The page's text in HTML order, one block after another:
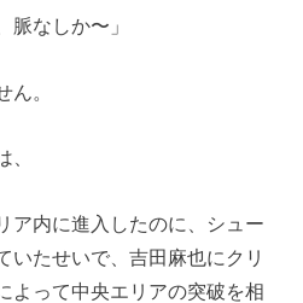
脈なしか〜」
ん。
、
ア内に進入したのに、シュー
いたせいで、吉田麻也にクリ
よって中央エリアの突破を相